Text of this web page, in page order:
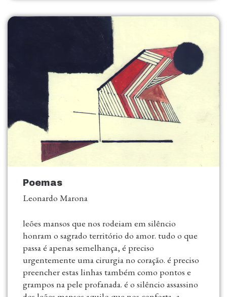
Poemas
Leonardo Marona
leões mansos que nos rodeiam em silêncio
honram o sagrado território do amor. tudo o que
passa é apenas semelhança, é preciso
urgentemente uma cirurgia no coração. é preciso
preencher estas linhas também como pontos e
grampos na pele profanada. é o silêncio assassino